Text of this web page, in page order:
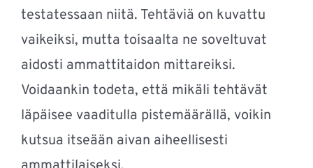
testatessaan niitä. Tehtäviä on kuvattu
vaikeiksi, mutta toisaalta ne soveltuvat
aidosti ammattitaidon mittareiksi.
Voidaankin todeta, että mikäli tehtävät
läpäisee vaaditulla pistemäärällä, voikin
kutsua itseään aivan aiheellisesti